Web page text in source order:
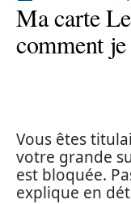
Ma carte
comment
Vous êtes
votre grande
est bloquée.
explique en